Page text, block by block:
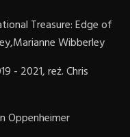
Treasure: Edge of
Wibberley
- 2021, reż. Chris
Oppenheimer